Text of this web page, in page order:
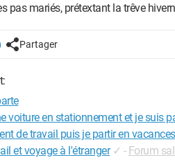
pas mariés, prétextant la trêve
Partager
voiture en stationnement et je suis
de travail puis je partir en
et voyage à l'étranger ✓ - Forum